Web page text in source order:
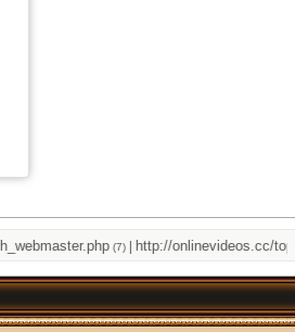
(7)|http://onlinevideos.cc/top.php(2)